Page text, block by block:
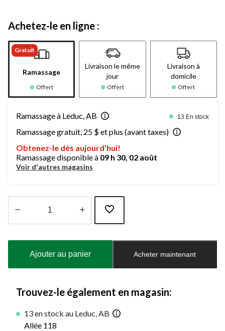
Achetez-le en ligne :
Gratuit
Ramassage
Offert
Livraison le même
jour
Offert
Livraison à
domicile
Offert
Ramassage à Leduc, AB 13 En stock
Ramassage gratuit, 25 $ et plus (avant taxes)
Obtenez-le dès aujourd’hui!
Ramassage disponible à 09 h 30, 02 août
Voir d'autres magasins
à
Ajouter au panier Acheter maintenant
Trouvez-le également en magasin:
13 en stock au Leduc, AB
Allée 118